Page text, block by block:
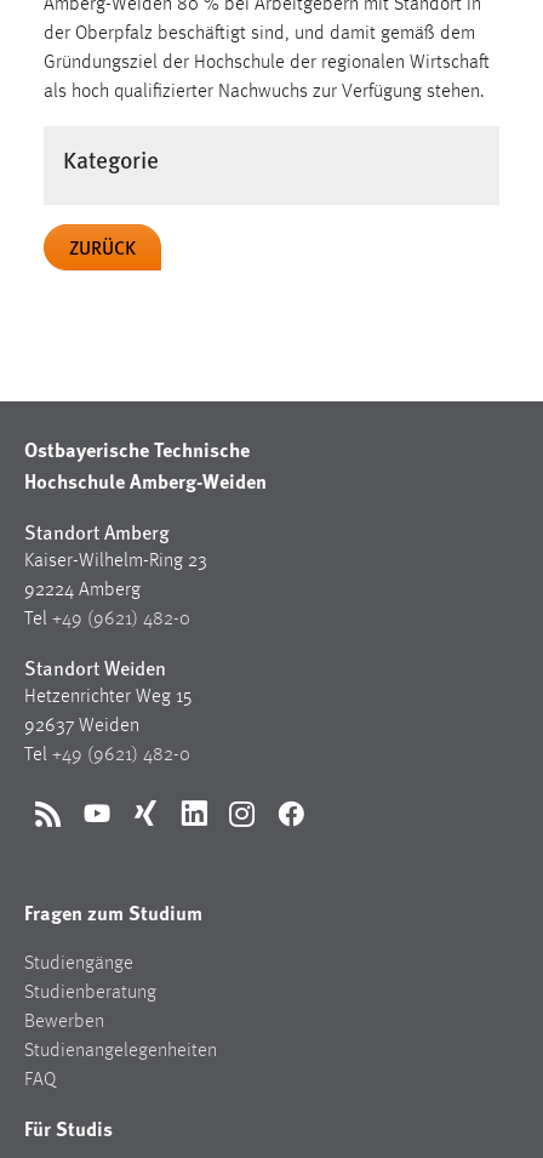
Amberg-Weiden 80 % bei Arbeitgebern mit Standort in
der Oberpfalz beschäftigt sind, und damit gemäß dem
Gründungsziel der Hochschule der regionalen Wirtschaft
als hoch qualifizierter Nachwuchs zur Verfügung stehen.
Kategorie
ZURÜCK
Ostbayerische Technische
Hochschule Amberg-Weiden
Standort Amberg
Kaiser-Wilhelm-Ring 23
92224 Amberg
Tel +49 (9621) 482-0
Standort Weiden
Hetzenrichter Weg 15
92637 Weiden
Tel +49 (9621) 482-0
RSS YouTubeXing LinkedInInstagramFacebook
Fragen zum Studium
Studiengänge
Studienberatung
Bewerben
Studienangelegenheiten
FAQ
Für Studis
Login
Name:
fe_user, be_user, be_lastLoginProvider
Dieser Cookie ist notwendig um sich an der Website
Cookie Laufzeit:
Statistik Cookies erfassen Informationen anonym.
unsere Besucher unsere Website nutzen.
Name:
_pk_ref, _pk_cvar, _pk_id, _pk_ses
Zugriffsstatistik
Cookie Laufzeit:
Max. 13 Monate
MARKETING
hinweg verfolgen.
Google Ads
Name:
Anbieter: